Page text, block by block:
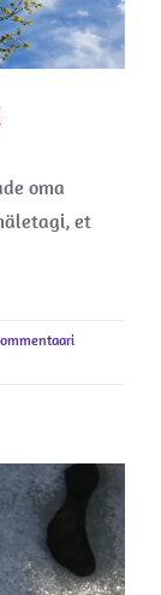
oma
et